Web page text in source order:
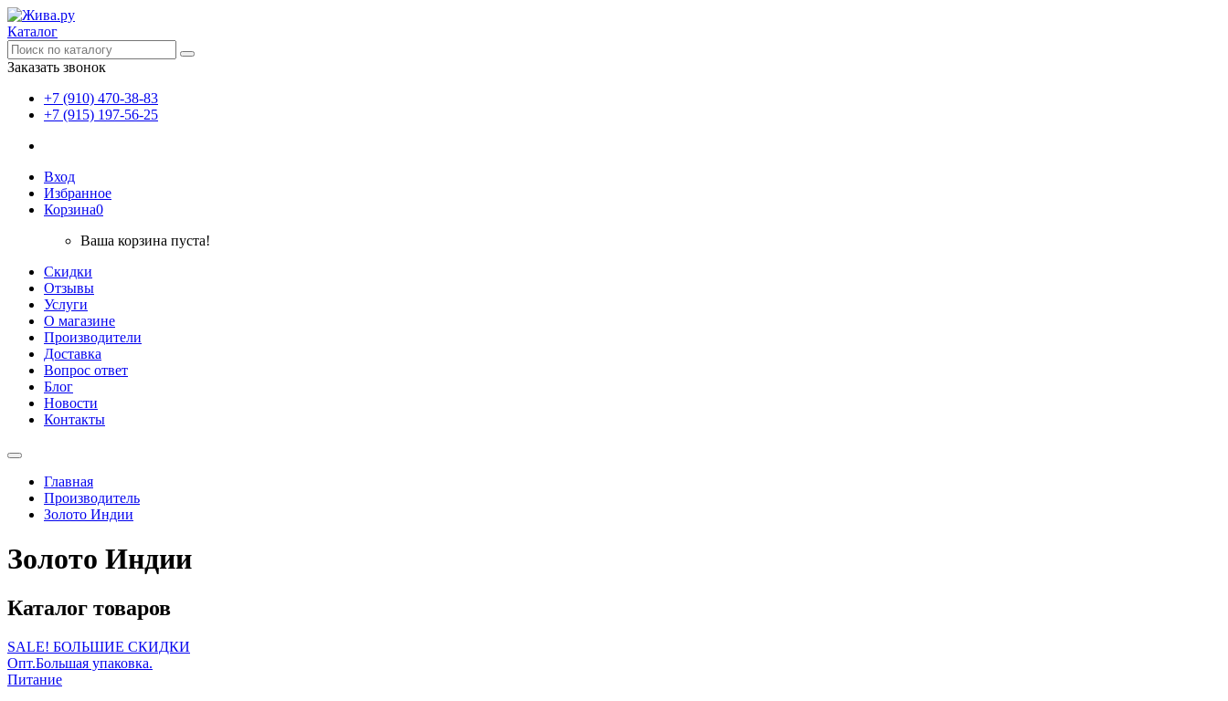
Каталог
Заказать звонок
+7 (910) 470-38-83
+7 (915) 197-56-25
Вход
Избранное
Корзина0
Ваша корзина пуста!
Скидки
Отзывы
Услуги
О магазине
Производители
Доставка
Вопрос ответ
Блог
Новости
Контакты
Главная
Производитель
Золото Индии
Золото Индии
Каталог товаров
SALE! БОЛЬШИЕ СКИДКИ
Опт.Большая упаковка.
Питание